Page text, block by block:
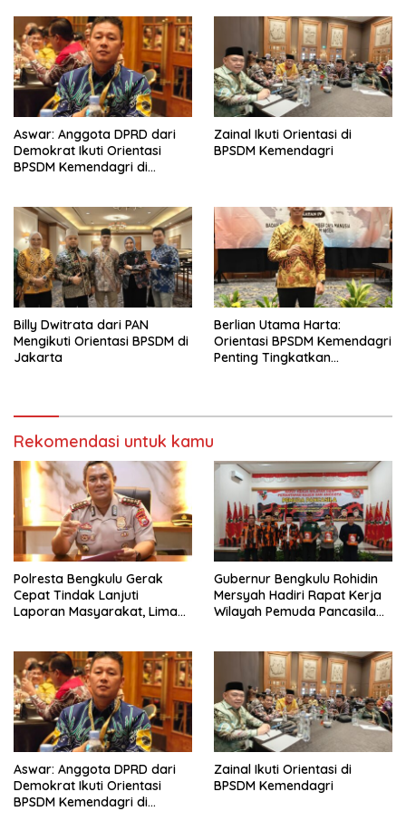
Anak Diamankan
Aswar: Anggota DPRD dari
Demokrat Ikuti Orientasi
BPSDM Kemendagri di
Zainal Ikuti Orientasi di
BPSDM Kemendagri
Billy Dwitrata dari PAN
Mengikuti Orientasi BPSDM di
Jakarta
Berlian Utama Harta:
Orientasi BPSDM Kemendagri
Penting Tingkatkan
Rekomendasi untuk kamu
‎Polresta Bengkulu Gerak
Cepat Tindak Lanjuti
Laporan Masyarakat, Lima
Anak Diamankan
Gubernur Bengkulu Rohidin
Mersyah Hadiri Rapat Kerja
Wilayah Pemuda Pancasila
Aswar: Anggota DPRD dari
Demokrat Ikuti Orientasi
BPSDM Kemendagri di
Zainal Ikuti Orientasi di
BPSDM Kemendagri